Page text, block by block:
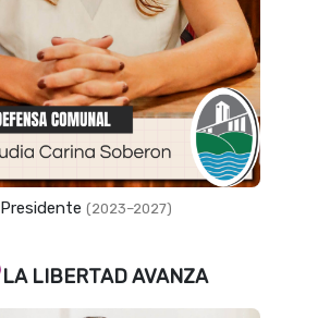
Presidente (2023–2027)
LA LIBERTAD AVANZA